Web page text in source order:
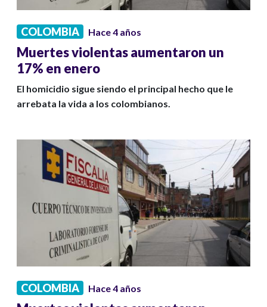
COLOMBIA Hace 4 años
Muertes violentas aumentaron un
17% en enero
El homicidio sigue siendo el principal hecho que le
arrebata la vida a los colombianos.
COLOMBIA Hace 4 años